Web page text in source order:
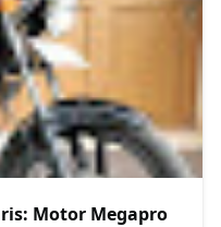
Motor Megapro